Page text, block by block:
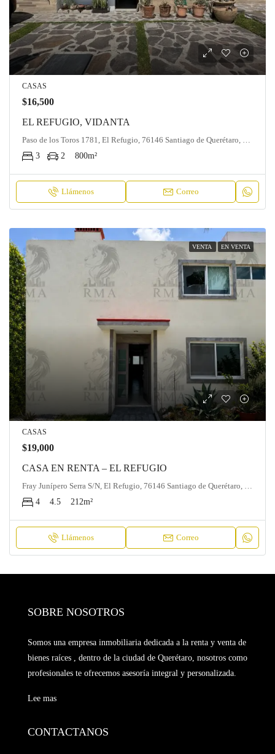
CASAS
$16,500
EL REFUGIO, VIDANTA
Paso de los Toros 1781, El Refugio, 76146 Santiago de Querétaro, Qro
3
2 800m²
Llámenos Correo
VENTA EN VENTA
CASAS
$19,000
CASA EN RENTA – EL REFUGIO
4
4.5 212m²
Llámenos Correo
SOBRE NOSOTROS
Somos una empresa inmobiliaria dedicada a la renta y venta de
bienes raíces , dentro de la ciudad de Querétaro, nosotros como
profesionales te ofrecemos asesoría integral y personalizada.
Lee mas
CONTACTANOS